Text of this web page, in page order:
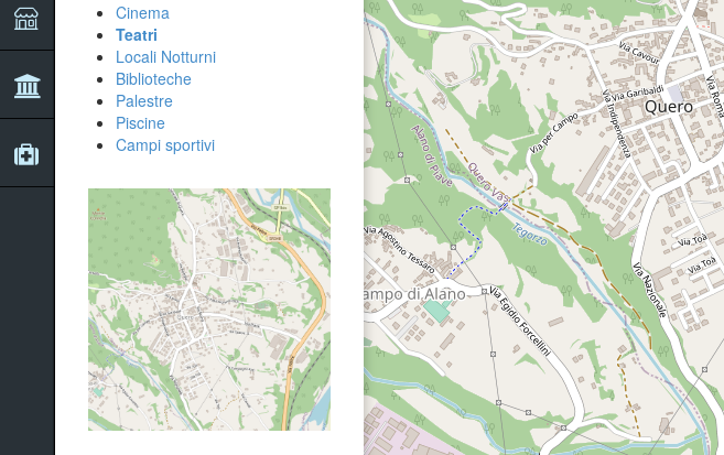
Cinema
Teatri
Locali Notturni
Biblioteche
Palestre
Piscine
Campi sportivi